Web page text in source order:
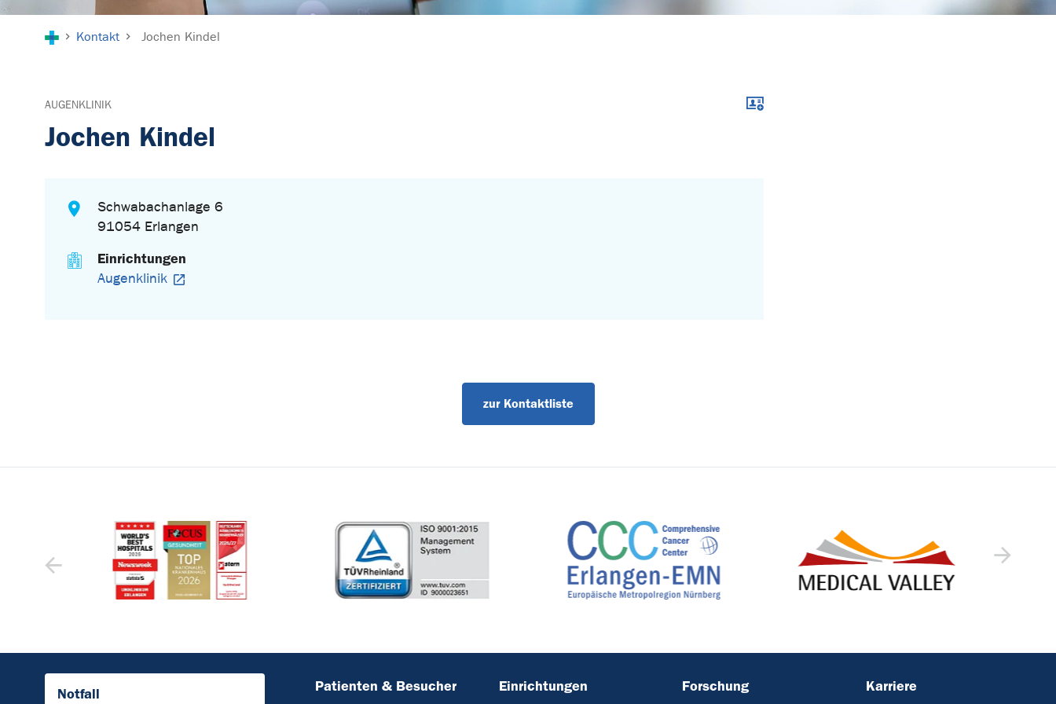
Kontakt Jochen Kindel
AUGENKLINIK
Jochen Kindel
Download im .vcf-Format
Schwabachanlage 6
91054 Erlangen
Einrichtungen
Augenklinik
zur Kontaktliste
Notfall Patienten & Besucher Einrichtungen Forschung Karriere